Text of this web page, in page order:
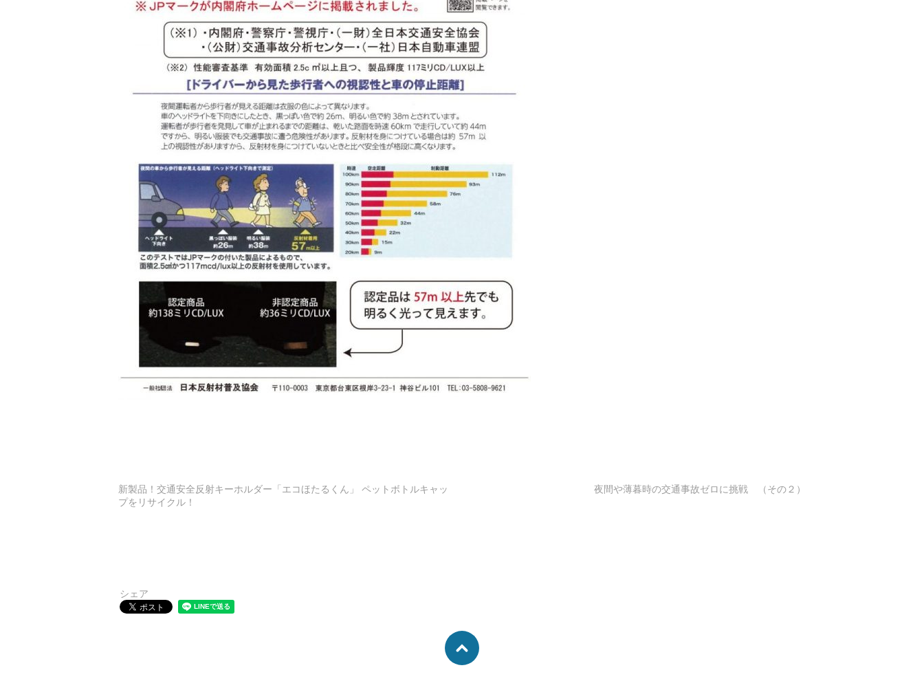
新製品！交通安全反射キーホルダー「エコほたるくん」 ペットボトルキャッ
プをリサイクル！
夜間や薄暮時の交通事故ゼロに挑戦 （その２）
シェア